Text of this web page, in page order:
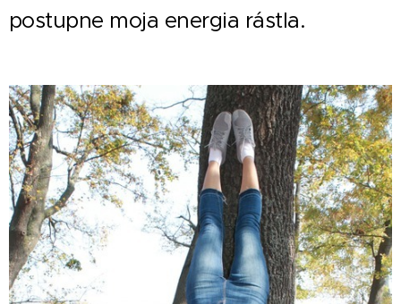
postupne moja energia rástla.